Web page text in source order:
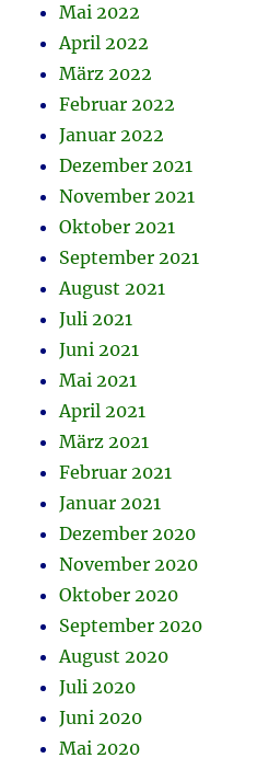
Mai 2022
April 2022
März 2022
Februar 2022
Januar 2022
Dezember 2021
November 2021
Oktober 2021
September 2021
August 2021
Juli 2021
Juni 2021
Mai 2021
April 2021
März 2021
Februar 2021
Januar 2021
Dezember 2020
November 2020
Oktober 2020
September 2020
August 2020
Juli 2020
Juni 2020
Mai 2020